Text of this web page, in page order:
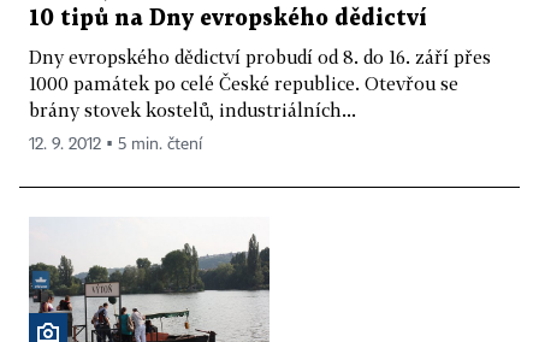
10 tipů na Dny evropského dědictví
Dny evropského dědictví probudí od 8. do 16. září přes
1000 památek po celé České republice. Otevřou se
brány stovek kostelů, industriálních...
12. 9. 2012 ▪ 5 min. čtení